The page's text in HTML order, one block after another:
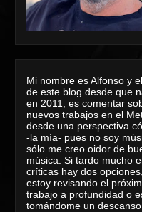
Mi nombre es Alfonso y
de este blog desde que
en 2011, es comentar
nuevos trabajos en el
desde una perspectiva
-la mía- pues no soy
sólo me creo oidor de
música. Si tardo mucho
críticas hay dos
estoy revisando el
trabajo a profundidad o
tomándome un